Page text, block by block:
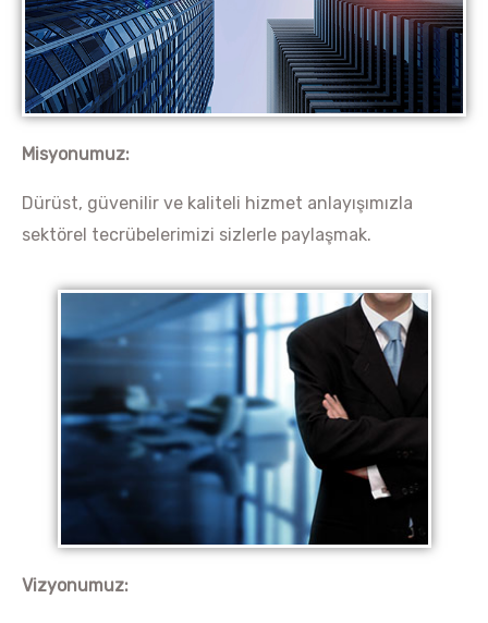
Misyonumuz:
Dürüst, güvenilir ve kaliteli hizmet anlayışımızla
sektörel tecrübelerimizi sizlerle paylaşmak.
Vizyonumuz: